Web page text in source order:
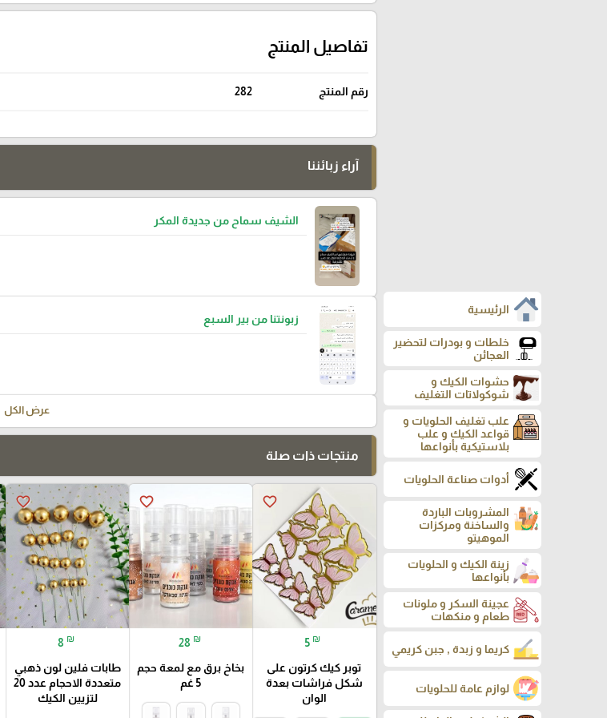
الرئيسية
خلطات و بودرات لتحضير
العجائن
حشوات الكيك و
شوكولاتات التغليف
علب تغليف الحلويات و
قواعد الكيك و علب
بلاستيكية بأنواعها
أدوات صناعة الحلويات
المشروبات الباردة
والساخنة ومركزات
الموهيتو
زينة الكيك و الحلويات
بأنواعها
عجينة السكر و ملونات
طعام و منكهات
كريما و زبدة , جبن كريمي
لوازم عامة للحلويات
تفاصيل المنتج
رقم المنتج 282
آراء زبائننا
الشيف سماح من جديدة المكر
زبونتنا من بير السبع
عرض الكل
منتجات ذات صلة
favorite_border
5 ₪
توبر كيك كرتون على
شكل فراشات بعدة
الوان
favorite_border
28 ₪
بخاخ برق مع لمعة حجم
5 غم
favorite_border
8 ₪
طابات فلين لون ذهبي
متعددة الاحجام عدد 20
لتزيين الكيك